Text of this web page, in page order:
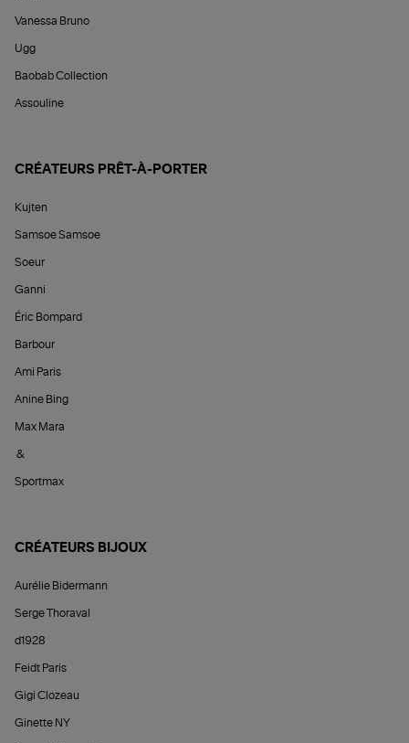
Vanessa Bruno
Ugg
Baobab Collection
Assouline
CRÉATEURS PRÊT-À-PORTER
Kujten
Samsoe Samsoe
Soeur
Ganni
Éric Bompard
Barbour
Ami Paris
Anine Bing
Max Mara
&
Sportmax
CRÉATEURS BIJOUX
Aurélie Bidermann
Serge Thoraval
d1928
Feidt Paris
Gigi Clozeau
Ginette NY